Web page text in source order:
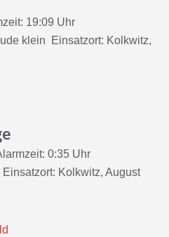
19:09 Uhr
klein Einsatzort: Kolkwitz,
0:35 Uhr
Kolkwitz, August